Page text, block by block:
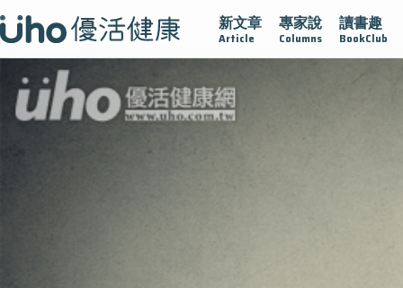
新文章
Article
專家說
Columns
讀書趣
BookClub
疫情保衛戰 再生醫學 愛的未來視 認識攝護腺肥大